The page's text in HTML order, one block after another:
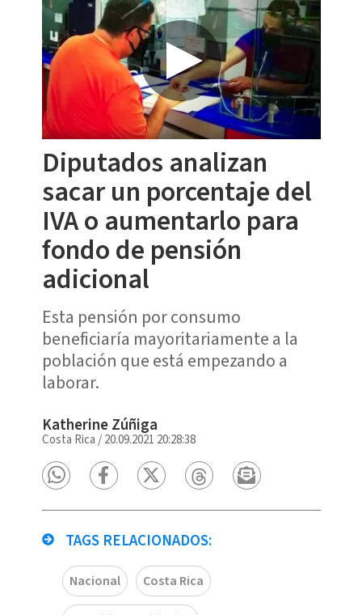
Diputados analizan
sacar un porcentaje del
IVA o aumentarlo para
fondo de pensión
adicional
Esta pensión por consumo
beneficiaría mayoritariamente a la
población que está empezando a
laborar.
Katherine Zúñiga
Costa Rica /20.09.2021 20:28:38
TAGS RELACIONADOS:
Nacional Costa Rica